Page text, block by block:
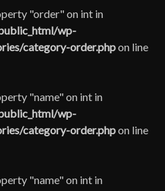
"order" on int in
wp-
category-order.phpon line
"name" on int in
wp-
category-order.phpon line
"name" on int in